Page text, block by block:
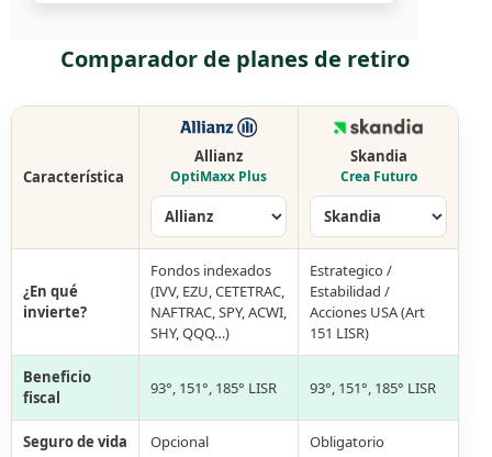
Comparador de planes de retiro
Característica
Allianz
OptiMaxx Plus
Skandia
Crea Futuro
¿En qué
invierte?
Fondos indexados
(IVV, EZU, CETETRAC,
NAFTRAC, SPY, ACWI,
SHY, QQQ…)
Estrategico /
Estabilidad /
Acciones USA (Art
151 LISR)
Beneficio
fiscal
93°, 151°, 185° LISR 93°, 151°, 185° LISR
Seguro de vida Opcional Obligatorio